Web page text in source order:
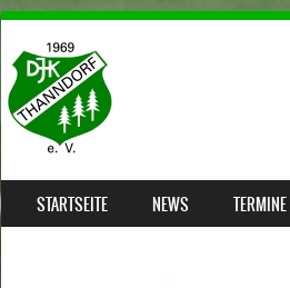
MENU
SKIP TO CONTENT
STARTSEITE NEWS TERMINE